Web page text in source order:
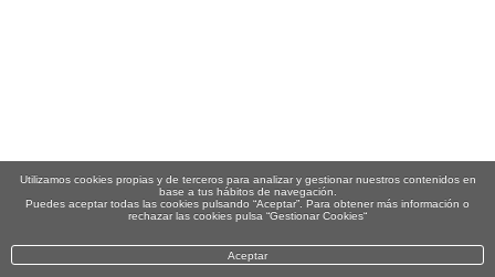
Utilizamos cookies propias y de terceros para analizar y gestionar nuestros contenidos en
base a tus hábitos de navegación.
Puedes aceptar todas las cookies pulsando “Aceptar”. Para obtener más información o
rechazar las cookies pulsa “Gestionar Cookies“
Aceptar